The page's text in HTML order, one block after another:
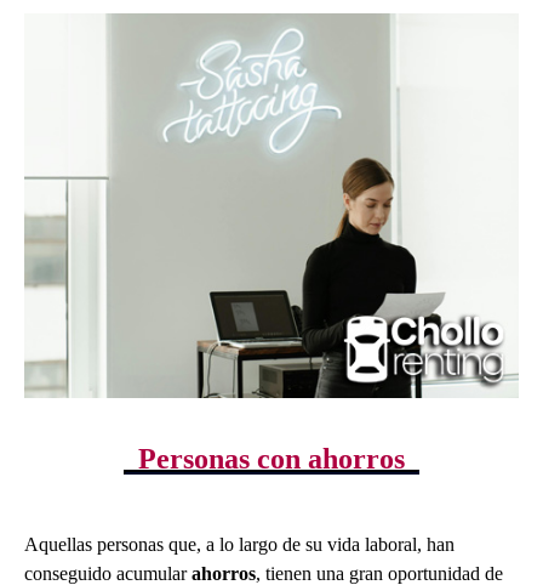
Personas con ahorros
Aquellas personas que, a lo largo de su vida laboral, han
conseguido acumularahorros, tienen una gran oportunidad de